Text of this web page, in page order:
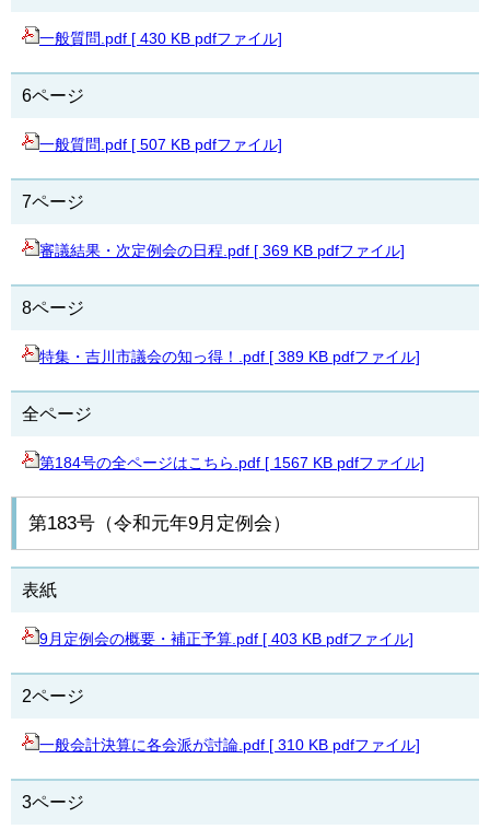
一般質問.pdf [ 430 KB pdfファイル]
6ページ
一般質問.pdf [ 507 KB pdfファイル]
7ページ
審議結果・次定例会の日程.pdf [ 369 KB pdfファイル]
8ページ
特集・吉川市議会の知っ得！.pdf [ 389 KB pdfファイル]
全ページ
第184号の全ページはこちら.pdf [ 1567 KB pdfファイル]
第183号（令和元年9月定例会）
表紙
9月定例会の概要・補正予算.pdf [ 403 KB pdfファイル]
2ページ
一般会計決算に各会派が討論.pdf [ 310 KB pdfファイル]
3ページ